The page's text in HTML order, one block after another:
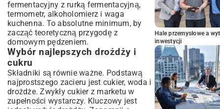
fermentacyjny z rurką fermentacyjną,
termometr, alkoholomierz i waga
kuchenna. To absolutne minimum, by
zacząć teoretyczną przygodę z
domowym pędzeniem.
Wybór najlepszych drożdży i
cukru
Składniki są równie ważne. Podstawą
najprostszego zacieru jest cukier, woda i
drożdże. Zwykły cukier z marketu w
zupełności wystarczy. Kluczowy jest
Hale przemysłowe a
inwestycji